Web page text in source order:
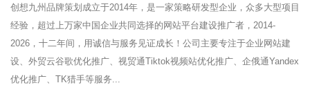
创想九州品牌策划成立于2014年，是一家策略研发型企业，众多大型项目
经验，超过上万家中国企业共同选择的网站平台建设推广者，2014-
2026，十二年间，用诚信与服务见证成长！公司主要专注于企业网站建
设、外贸云谷歌优化推广、视贸通Tiktok视频站优化推广、企俄通Yandex
优化推广、TK猎手等服务...